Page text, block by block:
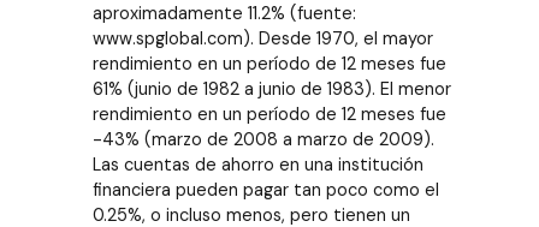
aproximadamente 11.2% (fuente:
www.spglobal.com). Desde 1970, el mayor
rendimiento en un período de 12 meses fue
61% (junio de 1982 a junio de 1983). El menor
rendimiento en un período de 12 meses fue
-43% (marzo de 2008 a marzo de 2009).
Las cuentas de ahorro en una institución
financiera pueden pagar tan poco como el
0.25%, o incluso menos, pero tienen un